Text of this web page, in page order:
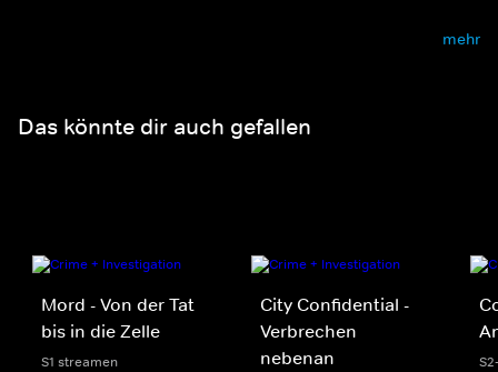
mehr
Das könnte dir auch gefallen
Mord - Von der Tat
bis in die Zelle
S1 streamen
City Confidential -
Verbrechen
nebenan